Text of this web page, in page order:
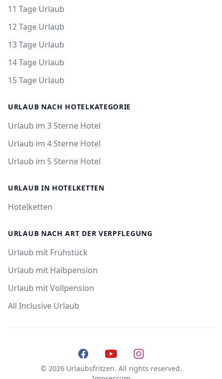
11 Tage Urlaub
12 Tage Urlaub
13 Tage Urlaub
14 Tage Urlaub
15 Tage Urlaub
URLAUB NACH HOTELKATEGORIE
Urlaub im 3 Sterne Hotel
Urlaub im 4 Sterne Hotel
Urlaub im 5 Sterne Hotel
URLAUB IN HOTELKETTEN
Hotelketten
URLAUB NACH ART DER VERPFLEGUNG
Urlaub mit Frühstück
Urlaub mit Halbpension
Urlaub mit Vollpension
All Inclusive Urlaub
FacebookYouTubeInstagram
© 2026 Urlaubsfritzen. All rights reserved.